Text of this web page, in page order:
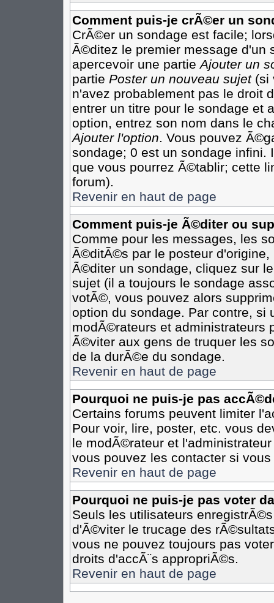
Comment puis-je crÃ©er un
CrÃ©er un sondage est facile;
Ã©ditez le premier message d'un
apercevoir une partieAjouter un
partie Poster un nouveau sujet(si
n'avez probablement pas le droit
entrer un titre pour le sondage et
option, entrez son nom dans le
Ajouter l'option. Vous pouvez
sondage; 0 est un sondage infini.
que vous pourrez Ã©tablir; cette
forum).
Revenir en haut de page
Comment puis-je Ã©diter ou
Comme pour les messages, les
Ã©ditÃ©s par le posteur
Ã©diter un sondage, cliquez sur
sujet (il a toujours le sondage
votÃ©, vous pouvez alors
option du sondage. Par contre,
modÃ©rateurs et administrateurs
Ã©viter aux gens de truquer les
de la durÃ©e du sondage.
Revenir en haut de page
Pourquoi ne puis-je pas
Certains forums peuvent limiter
Pour voir, lire, poster, etc. vous
le modÃ©rateur et
vous pouvez les contacter si
Revenir en haut de page
Pourquoi ne puis-je pas voter
Seuls les utilisateurs
d'Ã©viter le trucage des
vous ne pouvez toujours pas
droits d'accÃ¨s appropriÃ©s.
Revenir en haut de page